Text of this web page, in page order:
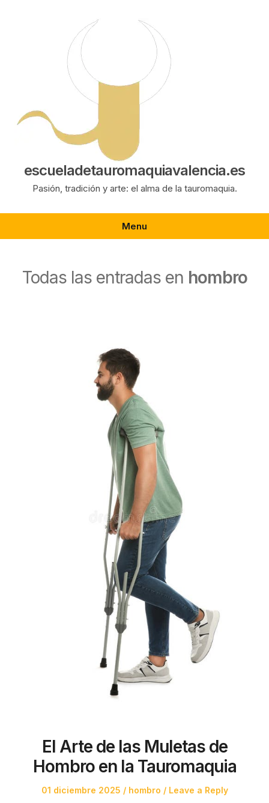
escueladetauromaquiavalencia.es
Pasión, tradición y arte: el alma de la tauromaquia.
Menu
Todas las entradas en hombro
El Arte de las Muletas de
Hombro en la Tauromaquia
Posted
01 diciembre 2025
Posted
hombro Leave a Reply